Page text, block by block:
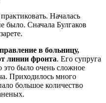
Началась
было. Сначала Булгаков
в больницу,
линии фронта. Его супруга
это было очень сложное
Приходилось много
большое количество